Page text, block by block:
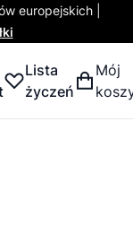
europejskich |
Lista
życzeń
Mój